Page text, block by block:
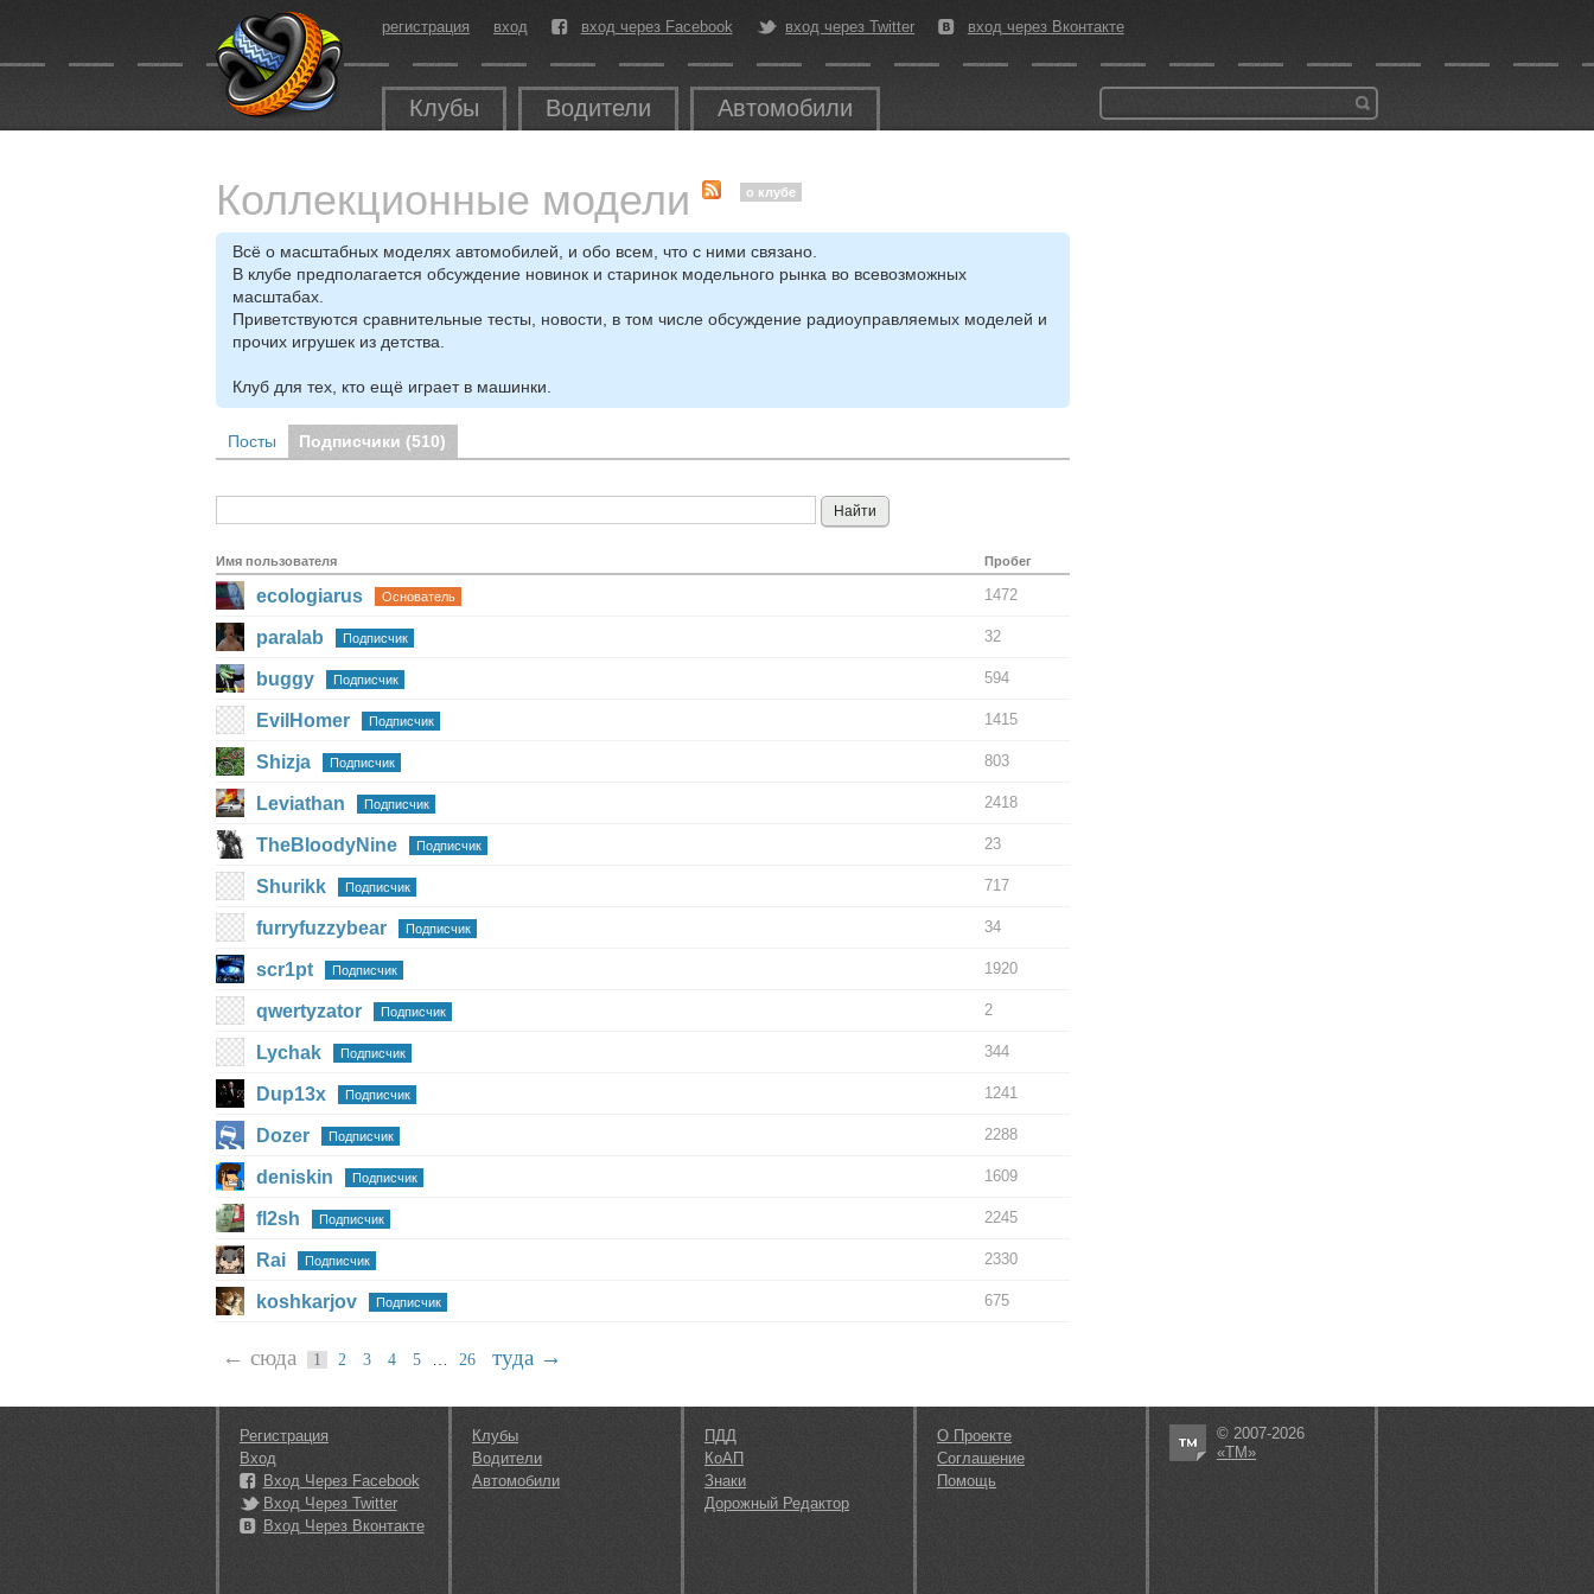
регистрация вход вход через Facebook вход через Twitter вход через Вконтакте
Клубы Водители Автомобили
Коллекционные модели о клубе
Всё о масштабных моделях автомобилей, и обо всем, что с ними связано.
В клубе предполагается обсуждение новинок и старинок модельного рынка во всевозможных
масштабах.
Приветствуются сравнительные тесты, новости, в том числе обсуждение радиоуправляемых моделей и
прочих игрушек из детства.
Клуб для тех, кто ещё играет в машинки.
Посты Подписчики (510)
Найти
Имя пользователя Пробег
ecologiarus Основатель 1472
paralab Подписчик 32
buggy Подписчик 594
EvilHomer Подписчик 1415
Shizja Подписчик 803
Leviathan Подписчик 2418
TheBloodyNine Подписчик 23
Shurikk Подписчик 717
furryfuzzybear Подписчик 34
scr1pt Подписчик 1920
qwertyzator Подписчик 2
Lychak Подписчик 344
Dup13x Подписчик 1241
Dozer Подписчик 2288
deniskin Подписчик 1609
fl2sh Подписчик 2245
Rai Подписчик 2330
koshkarjov Подписчик 675
← сюда 1 2 3 4 5 26 туда →
Регистрация
Вход
Вход Через Facebook
Вход Через Twitter
Вход Через Вконтакте
Клубы
Водители
Автомобили
ПДД
КоАП
Знаки
Дорожный Редактор
О Проекте
Соглашение
Помощь
© 2007-2026
«ТМ»